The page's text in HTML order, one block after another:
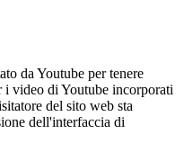
da Youtube per tenere
i video di Youtube incorporati
del sito web sta
dell'interfaccia di